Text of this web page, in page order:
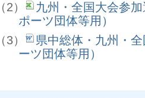
（2）
九州・全国大会参
ポーツ団体等用）
（3）
県中総体・九州・
ーツ団体等用）